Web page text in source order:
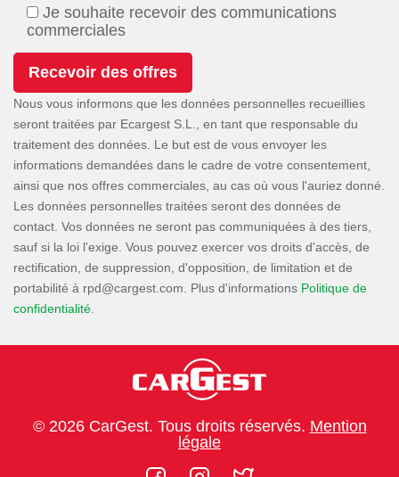
Je souhaite recevoir des communications
commerciales
Nous vous informons que les données personnelles recueillies
seront traitées par Ecargest S.L., en tant que responsable du
traitement des données. Le but est de vous envoyer les
informations demandées dans le cadre de votre consentement,
ainsi que nos offres commerciales, au cas où vous l'auriez donné.
Les données personnelles traitées seront des données de
contact. Vos données ne seront pas communiquées à des tiers,
sauf si la loi l'exige. Vous pouvez exercer vos droits d'accès, de
rectification, de suppression, d'opposition, de limitation et de
portabilité à
. Plus d'informations Politique de
confidentialité
© 2026 CarGest. Tous droits réservés. Mention
légale